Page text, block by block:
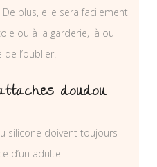
plus, elle sera facilement
ou à la garderie, là ou
l’oublier.
doudou
silicone doivent toujours
d’un adulte.